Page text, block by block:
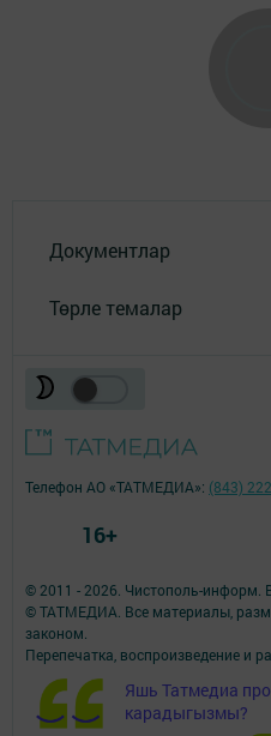
Документлар
Төрле темалар
Яшь Татмедиа
карадыгызмы?
© 2011 - 2026. Чистополь-информ.
© ТАТМЕДИА. Все материалы,
законом.
Перепечатка, воспроизведение и
информации,
размещенной на сайте, возможна
редакций СМИ.
Телефон АО «ТАТМЕДИА»: (843)
16+